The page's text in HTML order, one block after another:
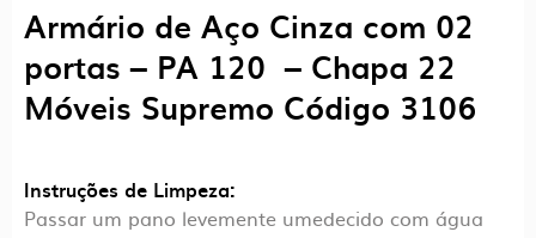
Armário de Aço Cinza com 02
portas – PA 120 – Chapa 22
Móveis Supremo Código 3106
Instruções de Limpeza:
Passar um pano levemente umedecido com água